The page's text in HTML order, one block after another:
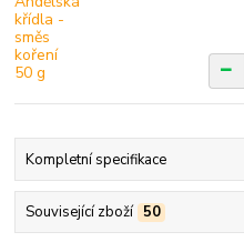
Kompletní specifikace
Související zboží 50